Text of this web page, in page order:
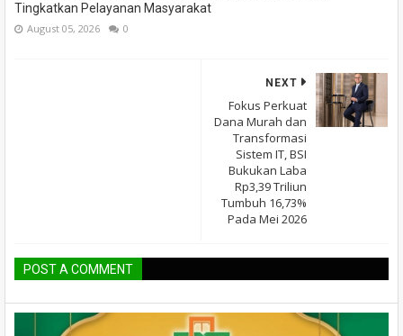
Tingkatkan Pelayanan Masyarakat
August 05, 2026 0
NEXT
Fokus Perkuat
Dana Murah dan
Transformasi
Sistem IT, BSI
Bukukan Laba
Rp3,39 Triliun
Tumbuh 16,73%
Pada Mei 2026
POST A COMMENT